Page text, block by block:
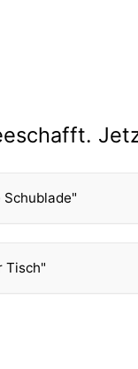
Schublade"
Tisch"